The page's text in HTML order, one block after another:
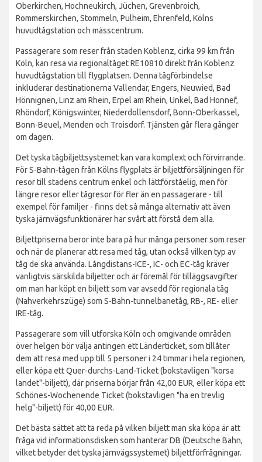
Oberkirchen, Hochneukirch, Jüchen, Grevenbroich,
Rommerskirchen, Stommeln, Pulheim, Ehrenfeld, Kölns
huvudtågstation och mässcentrum.
Passagerare som reser från staden Koblenz, cirka 99 km från
Köln, kan resa via regionaltåget RE10810 direkt från Koblenz
huvudtågstation till flygplatsen. Denna tågförbindelse
inkluderar destinationerna Vallendar, Engers, Neuwied, Bad
Hönnignen, Linz am Rhein, Erpel am Rhein, Unkel, Bad Honnef,
Rhöndorf, Königswinter, Niederdollensdorf, Bonn-Oberkassel,
Bonn-Beuel, Menden och Troisdorf. Tjänsten går flera gånger
om dagen.
Det tyska tågbiljettsystemet kan vara komplext och förvirrande.
För S-Bahn-tågen från Kölns flygplats är biljettförsäljningen för
resor till stadens centrum enkel och lättförståelig, men för
längre resor eller tågresor för fler än en passagerare - till
exempel för familjer - finns det så många alternativ att även
tyska järnvägsfunktionärer har svårt att förstå dem alla.
Biljettpriserna beror inte bara på hur många personer som reser
och när de planerar att resa med tåg, utan också vilken typ av
tåg de ska använda. Långdistans-ICE-, IC- och EC-tåg kräver
vanligtvis särskilda biljetter och är föremål för tilläggsavgifter
om man har köpt en biljett som var avsedd för regionala tåg
(Nahverkehrszüge) som S-Bahn-tunnelbanetåg, RB-, RE- eller
IRE-tåg.
Passagerare som vill utforska Köln och omgivande områden
över helgen bör välja antingen ett Länderticket, som tillåter
dem att resa med upp till 5 personer i 24 timmar i hela regionen,
eller köpa ett Quer-durchs-Land-Ticket (bokstavligen "korsa
landet"-biljett), där priserna börjar från 42,00 EUR, eller köpa ett
Schönes-Wochenende Ticket (bokstavligen "ha en trevlig
helg"-biljett) för 40,00 EUR.
Det bästa sättet att ta reda på vilken biljett man ska köpa är att
fråga vid informationsdisken som hanterar DB (Deutsche Bahn,
vilket betyder det tyska järnvägssystemet) biljettförfrågningar.